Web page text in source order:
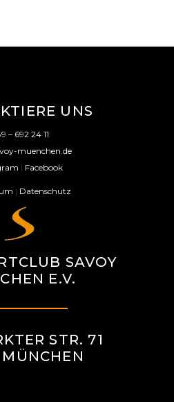
UNS
– 692 24 11
muenchen.de
| Facebook
| Datenschutz
SAVOY
E.V.
STR. 71